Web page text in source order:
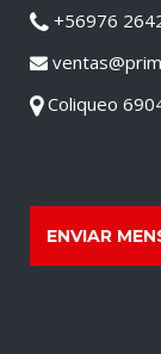
+56976
Coliqueo
ENVIAR